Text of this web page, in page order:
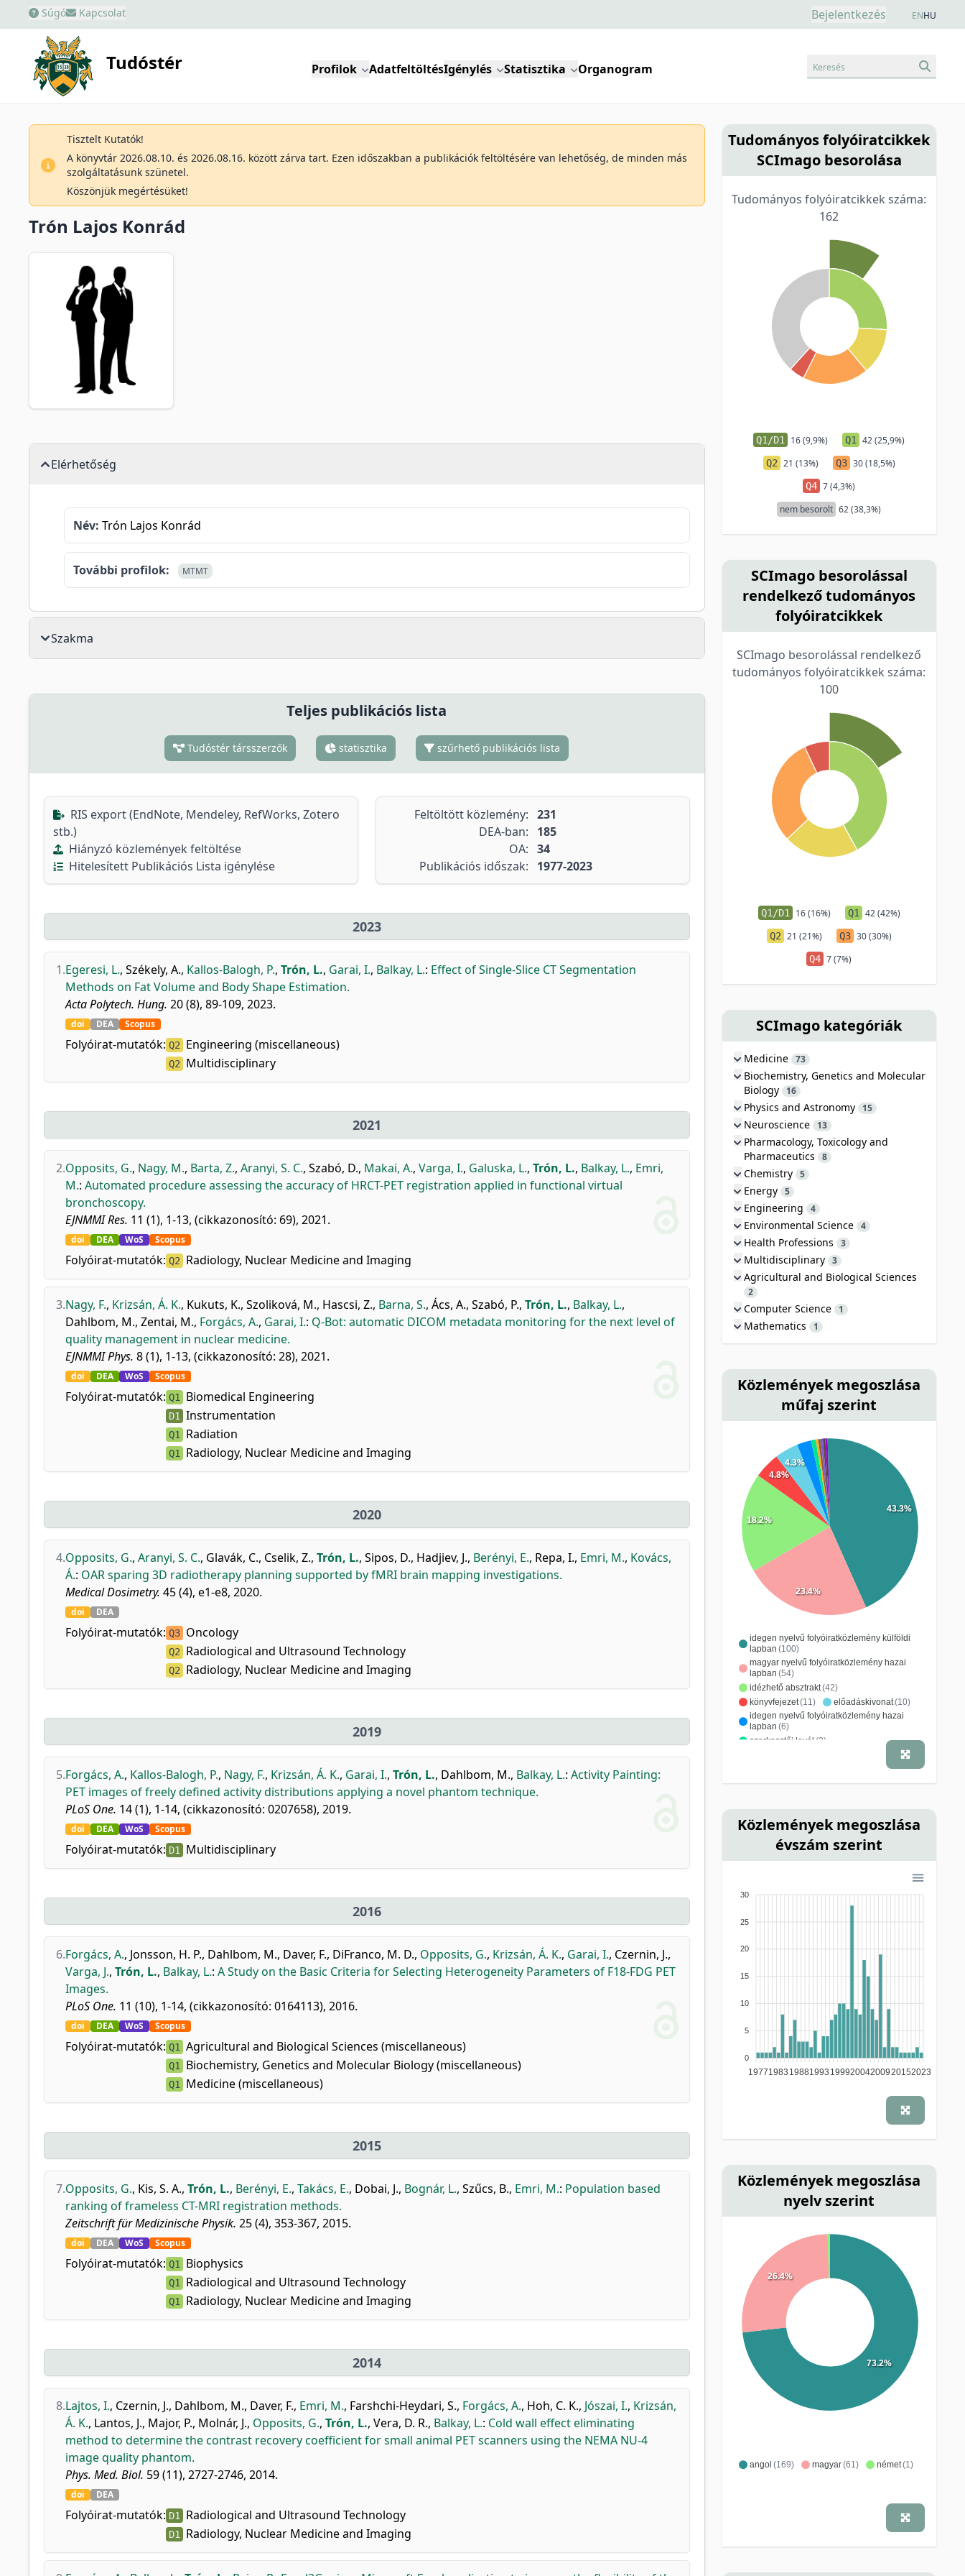
Súgó Kapcsolat Bejelentkezés ENHU
Tudóstér Profilok AdatfeltöltésIgénylés Statisztika Organogram Keresés
Tisztelt Kutatók!
A könyvtár 2026.08.10. és 2026.08.16. között zárva tart. Ezen időszakban a publikációk feltöltésére van lehetőség, de minden más
szolgáltatásunk szünetel.
Köszönjük megértésüket!
Trón Lajos Konrád
Elérhetőség
Név: Trón Lajos Konrád
További profilok: MTMT
Szakma
Teljes publikációs lista
Tudóstér társszerzők statisztika szűrhető publikációs lista
RIS export (EndNote, Mendeley, RefWorks, Zotero
stb.)
Hiányzó közlemények feltöltése
Hitelesített Publikációs Lista igénylése
Feltöltött közlemény: 231
DEA-ban:
185
OA: 34
Publikációs időszak:
1977-2023
2023
1.Egeresi, L., Székely, A., Kallos-Balogh, P., Trón, L., Garai, I., Balkay, L.: Effect of Single-Slice CT Segmentation
Methods on Fat Volume and Body Shape Estimation.
Acta Polytech. Hung. 20 (8), 89-109, 2023.
doi DEA Scopus
Folyóirat-mutatók: Q2 Engineering (miscellaneous)
Q2 Multidisciplinary
2021
2.Opposits, G., Nagy, M., Barta, Z., Aranyi, S. C., Szabó, D., Makai, A., Varga, I., Galuska, L., Trón, L., Balkay, L., Emri,
M.: Automated procedure assessing the accuracy of HRCT-PET registration applied in functional virtual
bronchoscopy.
EJNMMI Res. 11 (1), 1-13, (cikkazonosító: 69), 2021.
doi DEA WoS Scopus
Folyóirat-mutatók: Q2 Radiology, Nuclear Medicine and Imaging
3.Nagy, F., Krizsán, Á. K., Kukuts, K., Szoliková, M., Hascsi, Z., Barna, S., Ács, A., Szabó, P., Trón, L., Balkay, L.,
Dahlbom, M., Zentai, M., Forgács, A., Garai, I.: Q-Bot: automatic DICOM metadata monitoring for the next level of
quality management in nuclear medicine.
EJNMMI Phys. 8 (1), 1-13, (cikkazonosító: 28), 2021.
doi DEA WoS Scopus
Folyóirat-mutatók: Q1 Biomedical Engineering
D1 Instrumentation
Q1 Radiation
Q1 Radiology, Nuclear Medicine and Imaging
2020
4.Opposits, G., Aranyi, S. C., Glavák, C., Cselik, Z., Trón, L., Sipos, D., Hadjiev, J., Berényi, E., Repa, I., Emri, M., Kovács,
Á.: OAR sparing 3D radiotherapy planning supported by fMRI brain mapping investigations.
Medical Dosimetry. 45 (4), e1-e8, 2020.
doi DEA
Folyóirat-mutatók: Q3 Oncology
Q2 Radiological and Ultrasound Technology
Q2 Radiology, Nuclear Medicine and Imaging
2019
5.Forgács, A., Kallos-Balogh, P., Nagy, F., Krizsán, Á. K., Garai, I., Trón, L., Dahlbom, M., Balkay, L.: Activity Painting:
PET images of freely defined activity distributions applying a novel phantom technique.
PLoS One. 14 (1), 1-14, (cikkazonosító: 0207658), 2019.
doi DEA WoS Scopus
Folyóirat-mutatók: D1 Multidisciplinary
2016
6.Forgács, A., Jonsson, H. P., Dahlbom, M., Daver, F., DiFranco, M. D., Opposits, G., Krizsán, Á. K., Garai, I., Czernin, J.,
Varga, J., Trón, L., Balkay, L.: A Study on the Basic Criteria for Selecting Heterogeneity Parameters of F18-FDG PET
Images.
PLoS One. 11 (10), 1-14, (cikkazonosító: 0164113), 2016.
doi DEA WoS Scopus
Folyóirat-mutatók: Q1 Agricultural and Biological Sciences (miscellaneous)
Q1 Biochemistry, Genetics and Molecular Biology (miscellaneous)
Q1 Medicine (miscellaneous)
2015
7.Opposits, G., Kis, S. A., Trón, L., Berényi, E., Takács, E., Dobai, J., Bognár, L., Szűcs, B., Emri, M.: Population based
ranking of frameless CT-MRI registration methods.
Zeitschrift für Medizinische Physik. 25 (4), 353-367, 2015.
doi DEA WoS Scopus
Folyóirat-mutatók: Q1 Biophysics
Q1 Radiological and Ultrasound Technology
Q1 Radiology, Nuclear Medicine and Imaging
2014
8.Lajtos, I., Czernin, J., Dahlbom, M., Daver, F., Emri, M., Farshchi-Heydari, S., Forgács, A., Hoh, C. K., Jószai, I., Krizsán,
Á. K., Lantos, J., Major, P., Molnár, J., Opposits, G., Trón, L., Vera, D. R., Balkay, L.: Cold wall effect eliminating
method to determine the contrast recovery coefficient for small animal PET scanners using the NEMA NU-4
image quality phantom.
Phys. Med. Biol. 59 (11), 2727-2746, 2014.
doi DEA
Folyóirat-mutatók: D1 Radiological and Ultrasound Technology
D1 Radiology, Nuclear Medicine and Imaging
Tudományos folyóiratcikkek
SCImago besorolása
Tudományos folyóiratcikkek száma:
162
Q1/D1 16 (9,9%) Q1 42 (25,9%)
Q2 21 (13%) Q3 30 (18,5%)
Q4 7 (4,3%)
nem besorolt 62 (38,3%)
SCImago besorolással
rendelkező tudományos
folyóiratcikkek
SCImago besorolással rendelkező
tudományos folyóiratcikkek száma:
100
Q1/D1 16 (16%) Q1 42 (42%)
Q2 21 (21%) Q3 30 (30%)
Q4 7 (7%)
SCImago kategóriák
Medicine 73
Biochemistry, Genetics and Molecular
Biology
16
Physics and Astronomy 15
Neuroscience 13
Pharmacology, Toxicology and
Pharmaceutics
8
Chemistry 5
Energy 5
Engineering 4
Environmental Science 4
Health Professions 3
Multidisciplinary 3
Agricultural and Biological Sciences
2
Computer Science 1
Mathematics 1
Közlemények megoszlása
műfaj szerint
idegen nyelvű folyóiratközlemény külföldi
lapban (100)
magyar nyelvű folyóiratközlemény hazai
lapban (54)
idézhető absztrakt(42)
könyvfejezet(11) előadáskivonat(10)
idegen nyelvű folyóiratközlemény hazai
lapban (6)
szerkesztői levél (2)
(1)
poszter(1)
43.3%
23.4%
18.2%
4.8%
4.3%
Közlemények megoszlása
évszám szerint
30
25
20
15
10
5
0
19771983 19881993 19992004200920152023
Közlemények megoszlása
nyelv szerint
angol (169) magyar(61) német(1)
73.2%
26.4%